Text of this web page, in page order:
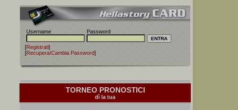
Username Password
[Registrati]
[Recupera/Cambia Password]
TORNEO PRONOSTICI
dì la tua